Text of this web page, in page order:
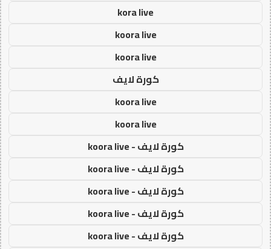
kora live
koora live
koora live
كورة لايف
koora live
koora live
كورة لايف - koora live
كورة لايف - koora live
كورة لايف - koora live
كورة لايف - koora live
كورة لايف - koora live